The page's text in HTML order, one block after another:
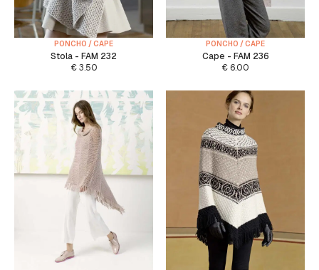
PONCHO / CAPE
Stola - FAM 232
€3.50
PONCHO / CAPE
Cape - FAM 236
€ 6.00